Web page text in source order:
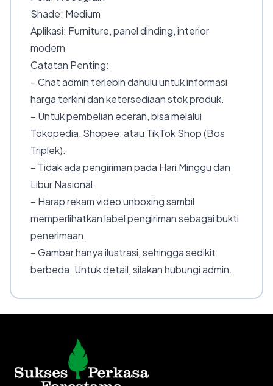
Shade: Medium
Aplikasi: Furniture, panel dinding, interior
modern
Catatan Penting:
– Chat admin terlebih dahulu untuk informasi
harga terkini dan ketersediaan stok produk.
– Untuk pembelian eceran, bisa melalui
Tokopedia, Shopee, atau TikTok Shop (Bos
Triplek).
– Tidak ada pengiriman pada Hari Minggu dan
Libur Nasional.
– Harap rekam video unboxing sambil
memperlihatkan label pengiriman sebagai bukti
penerimaan.
– Gambar hanya ilustrasi, sehingga sedikit
berbeda. Untuk detail, silakan hubungi admin.